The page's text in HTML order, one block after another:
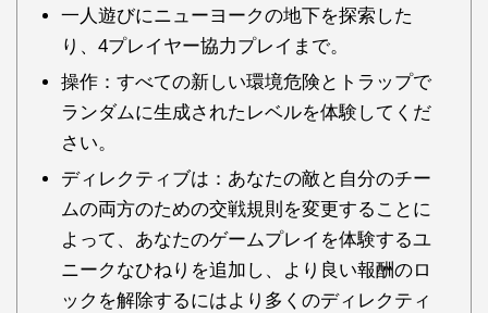
一人遊びにニューヨークの地下を探索した
り、4プレイヤー協力プレイまで。
操作：すべての新しい環境危険とトラップで
ランダムに生成されたレベルを体験してくだ
さい。
ディレクティブは：あなたの敵と自分のチー
ムの両方のための交戦規則を変更することに
よって、あなたのゲームプレイを体験するユ
ニークなひねりを追加し、より良い報酬のロ
ックを解除するにはより多くのディレクティ